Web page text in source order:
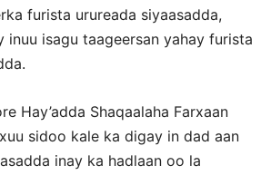
furista urureada siyaasadda,
inuu isagu taageersan yahay furista
Hay’adda Shaqaalaha Farxaan
sidoo kale ka digay in dad aan
inay ka hadlaan oo la